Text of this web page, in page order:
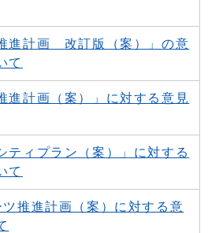
進計画 改訂版（案）」の意
て
進計画（案）」に対する意見
ティプラン（案）」に対する
て
推進計画（案）に対する意